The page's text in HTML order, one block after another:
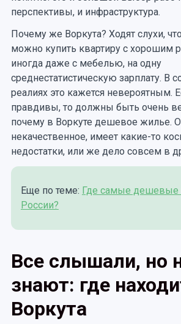
перспективы, и инфраструктура.
Почему же Воркута? Ходят слухи,
можно купить квартиру с хорошим
иногда даже с мебелью, на одну
среднестатистическую зарплату. В
реалиях это кажется невероятным.
правдивы, то должны быть очень
почему в Воркуте дешевое жилье.
некачественное, имеет какие-то
недостатки, или же дело совсем в
Еще по теме: Где самые дешевые
России?
Все слышали, но
знают: где
Воркута